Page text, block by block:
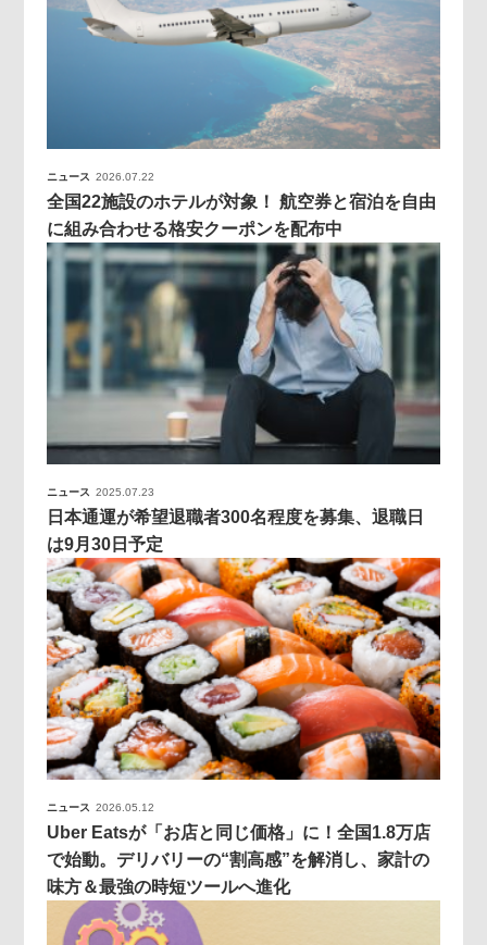
ニュース 2026.07.22
全国22施設のホテルが対象！ 航空券と宿泊を自由
に組み合わせる格安クーポンを配布中
ニュース 2025.07.23
日本通運が希望退職者300名程度を募集、退職日
は9月30日予定
ニュース 2026.05.12
Uber Eatsが「お店と同じ価格」に！全国1.8万店
で始動。デリバリーの“割高感”を解消し、家計の
味方＆最強の時短ツールへ進化